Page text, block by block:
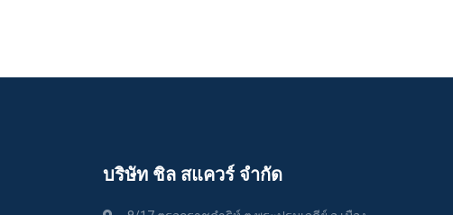
บริษัท ชิล สแควร์ จำกัด